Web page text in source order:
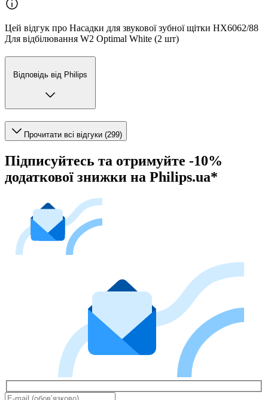
Цей відгук про Насадки для звукової зубної щітки HX6062/88
Для відбілювання W2 Optimal White (2 шт)
Відповідь від Philips
Прочитати всі відгуки (299)
Підписуйтесь та отримуйте -10%
додаткової знижки на Philips.ua*